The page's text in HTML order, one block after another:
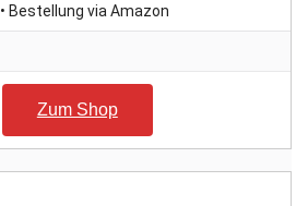
• Bestellung via Amazon
Zum Shop